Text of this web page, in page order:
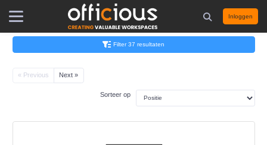
Inloggen
Filter 37 resultaten
« Previous Next »
Sorteer op